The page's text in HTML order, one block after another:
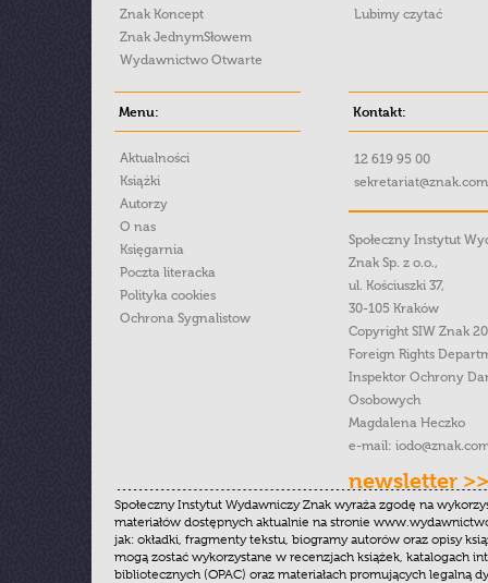
Znak Koncept
Znak JednymSłowem
Wydawnictwo Otwarte
Lubimy czytać
Menu:
Aktualności
Książki
Autorzy
O nas
Księgarnia
Poczta literacka
Polityka cookies
Ochrona Sygnalistow
Kontakt:
12 619 95 00
Społeczny Instytut
Znak Sp. z o.o.,
ul. Kościuszki 37,
30-105 Kraków
Copyright SIW Znak
Foreign Rights
Inspektor Ochrony
Osobowych
Magdalena Heczko
e-mail:
newsletter >>
Społeczny Instytut Wydawniczy Znak wyraża zgodę na
materiałów dostępnych aktualnie na stronie
jak: okładki, fragmenty tekstu, biogramy autorów oraz opisy
mogą zostać wykorzystane w recenzjach książek, katalogach
bibliotecznych (OPAC) oraz materiałach promujących legalną